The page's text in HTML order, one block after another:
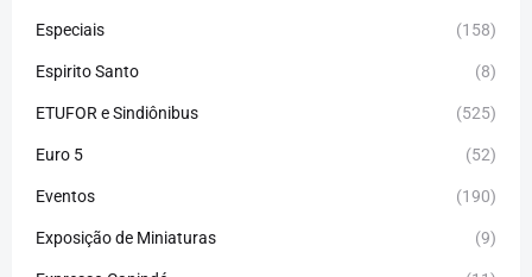
Especiais (158)
Espirito Santo (8)
ETUFOR e Sindiônibus (525)
Euro 5 (52)
Eventos (190)
Exposição de Miniaturas (9)